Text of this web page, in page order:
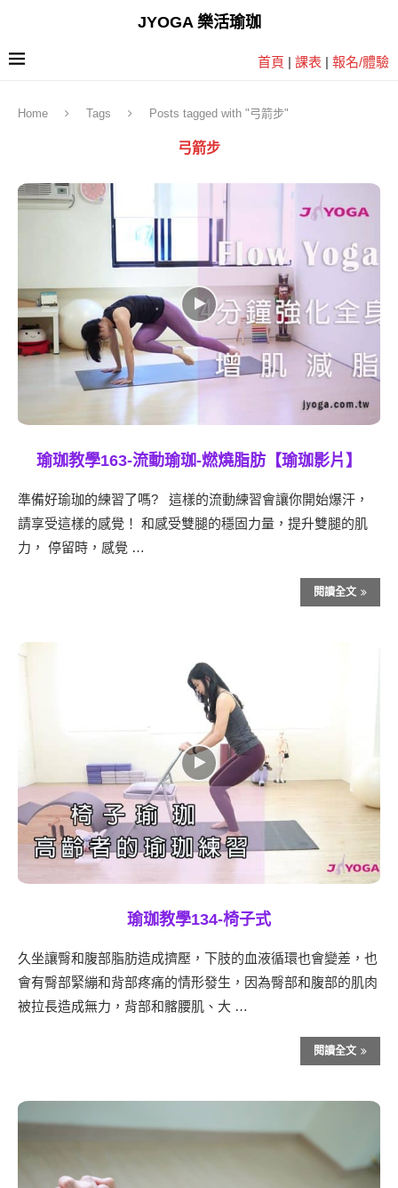
JYOGA 樂活瑜珈
首頁 | 課表 | 報名/體驗
Home Tags Posts tagged with "弓箭步"
弓箭步
瑜珈教學163-流動瑜珈-燃燒脂肪【瑜珈影片】
準備好瑜珈的練習了嗎? 這樣的流動練習會讓你開始爆汗，
請享受這樣的感覺！ 和感受雙腿的穩固力量，提升雙腿的肌
力， 停留時，感覺 …
閱讀全文
瑜珈教學134-椅子式
久坐讓臀和腹部脂肪造成擠壓，下肢的血液循環也會變差，也
會有臀部緊繃和背部疼痛的情形發生，因為臀部和腹部的肌肉
被拉長造成無力，背部和髂腰肌、大 …
閱讀全文